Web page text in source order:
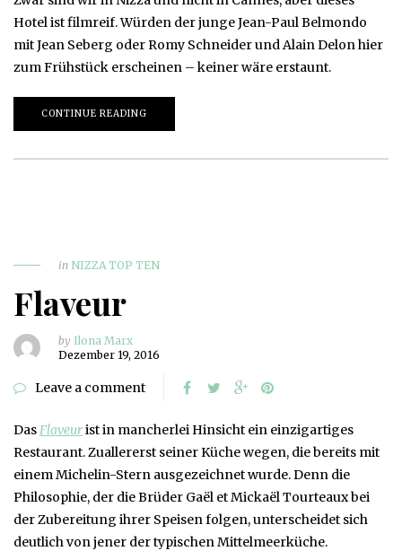
Hotel ist filmreif. Würden der junge Jean-Paul Belmondo
mit Jean Seberg oder Romy Schneider und Alain Delon hier
zum Frühstück erscheinen – keiner wäre erstaunt.
CONTINUE READING
in NIZZA TOP TEN
Flaveur
by Ilona Marx
Dezember 19, 2016
Leave a comment
DasFlaveurist in mancherlei Hinsicht ein einzigartiges
Restaurant. Zuallererst seiner Küche wegen, die bereits mit
einem Michelin-Stern ausgezeichnet wurde. Denn die
Philosophie, der die Brüder Gaël et Mickaël Tourteaux bei
der Zubereitung ihrer Speisen folgen, unterscheidet sich
deutlich von jener der typischen Mittelmeerküche.